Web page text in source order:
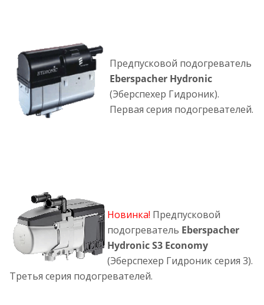
Предпусковой подогреватель
Eberspacher Hydronic
(Эберспехер Гидроник).
Первая серия подогревателей.
Новинка! Предпусковой
подогреватель Eberspacher
Hydronic S3 Economy
(Эберспехер Гидроник серия 3).
Третья серия подогревателей.